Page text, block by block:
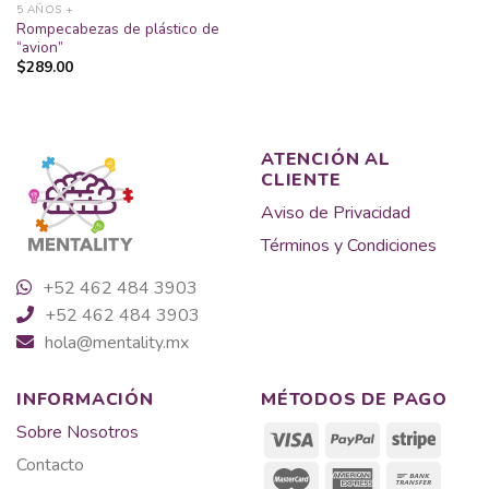
5 AÑOS +
Rompecabezas de plástico de
“avion”
$289.00
+52 462 484 3903
+52 462 484 3903
hola@mentality.mx
ATENCIÓN AL
CLIENTE
Aviso de Privacidad
Términos y Condiciones
INFORMACIÓN
Sobre Nosotros
Contacto
MÉTODOS DE PAGO